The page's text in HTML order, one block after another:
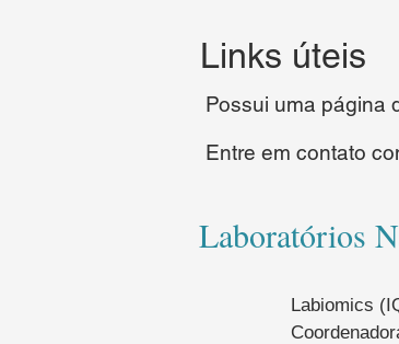
Links úteis
Possui uma página
Entre em contato
Laboratórios
Labiomics